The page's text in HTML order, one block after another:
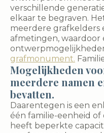
verschillende
elkaar te begraven.
meerdere grafkelders
afmetingen, waardoor
grafmonument.
Mogelijkheden
meerdere namen
bevatten.
Daarentegen is een
één familie-eenheid of
heeft beperkte